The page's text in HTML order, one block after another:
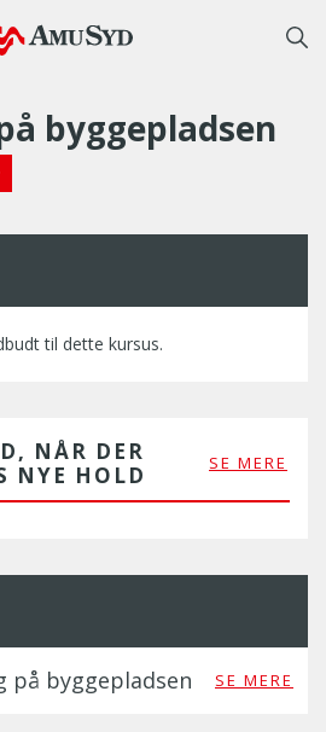
byggepladsen
til dette kursus.
NÅR DER
NYE HOLD
SE MERE
på byggepladsen SE MERE